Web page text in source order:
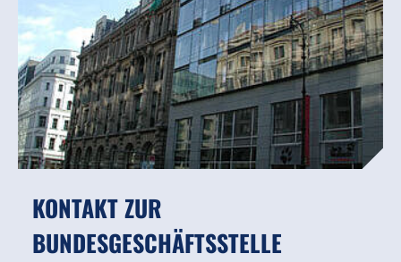
KONTAKT ZUR
BUNDESGESCHÄFTSSTELLE